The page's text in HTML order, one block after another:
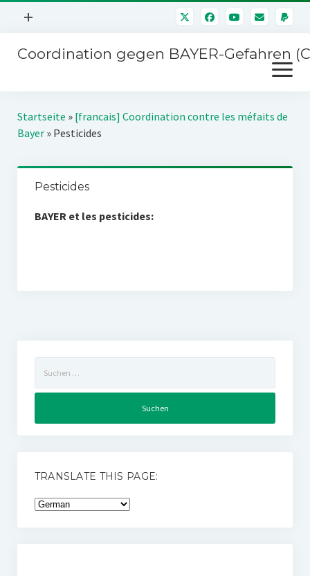
Menü
+
Mitmachen
Über uns
Impressum
Coordination gegen BAYER-Gefahren
Menü
öffnen
Kampagnen
Startseite » [francais] Coordination contre les méfaits de
Bayer» Pesticides
Pesticides
BAYER et les pesticides:
nach:
TRANSLATE THIS PAGE: